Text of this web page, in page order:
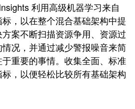
利用高级机器学习来自
，以在整个混合基础架构中提
案不断扫描资源争用、资源过
况，并通过减少警报噪音来简
重要的事情。收集全面、标准
，以便轻松比较所有基础架构